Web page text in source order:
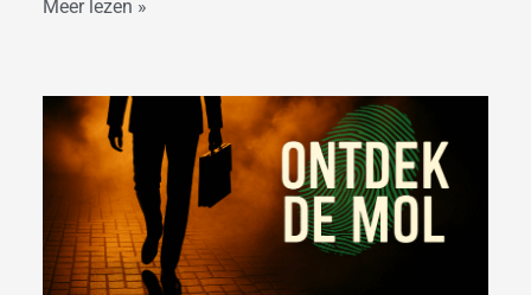
Meer lezen »
Ontdek
Mol
Stadsspel